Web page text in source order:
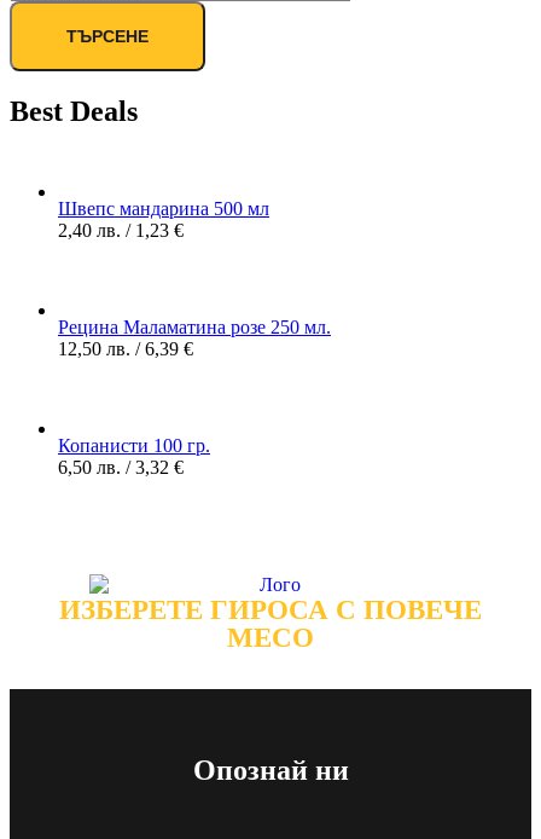
ТЪРСЕНЕ
Best Deals
Швепс мандарина 500 мл
2,40 лв. / 1,23 €
Рецина Маламатина розе 250 мл.
12,50 лв. / 6,39 €
Копанисти 100 гр.
6,50 лв. / 3,32 €
ИЗБЕРЕТЕ ГИРОСА С ПОВЕЧЕ
МЕСО
Опознай ни